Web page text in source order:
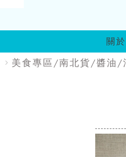
關
美食專區/南北貨/醬油/